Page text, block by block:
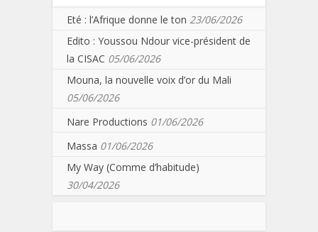
Eté : l’Afrique donne le ton 23/06/2026
Edito : Youssou Ndour vice-président de
la CISAC 05/06/2026
Mouna, la nouvelle voix d’or du Mali
05/06/2026
Nare Productions 01/06/2026
Massa 01/06/2026
My Way (Comme d’habitude)
30/04/2026